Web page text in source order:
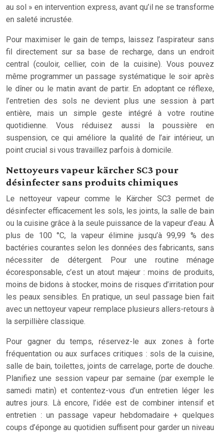
au sol » en intervention express, avant qu’il ne se transforme
en saleté incrustée.
Pour maximiser le gain de temps, laissez l’aspirateur sans
fil directement sur sa base de recharge, dans un endroit
central (couloir, cellier, coin de la cuisine). Vous pouvez
même programmer un passage systématique le soir après
le dîner ou le matin avant de partir. En adoptant ce réflexe,
l’entretien des sols ne devient plus une session à part
entière, mais un simple geste intégré à votre routine
quotidienne. Vous réduisez aussi la poussière en
suspension, ce qui améliore la qualité de l’air intérieur, un
point crucial si vous travaillez parfois à domicile.
Nettoyeurs vapeur kärcher SC3 pour
désinfecter sans produits chimiques
Le nettoyeur vapeur comme le Kärcher SC3 permet de
désinfecter efficacement les sols, les joints, la salle de bain
ou la cuisine grâce à la seule puissance de la vapeur d’eau. À
plus de 100 °C, la vapeur élimine jusqu’à 99,99 % des
bactéries courantes selon les données des fabricants, sans
nécessiter de détergent. Pour une routine ménage
écoresponsable, c’est un atout majeur : moins de produits,
moins de bidons à stocker, moins de risques d’irritation pour
les peaux sensibles. En pratique, un seul passage bien fait
avec un nettoyeur vapeur remplace plusieurs allers-retours à
la serpillière classique.
Pour gagner du temps, réservez-le aux zones à forte
fréquentation ou aux surfaces critiques : sols de la cuisine,
salle de bain, toilettes, joints de carrelage, porte de douche.
Planifiez une session vapeur par semaine (par exemple le
samedi matin) et contentez-vous d’un entretien léger les
autres jours. Là encore, l’idée est de combiner intensif et
entretien : un passage vapeur hebdomadaire + quelques
coups d’éponge au quotidien suffisent pour garder un niveau